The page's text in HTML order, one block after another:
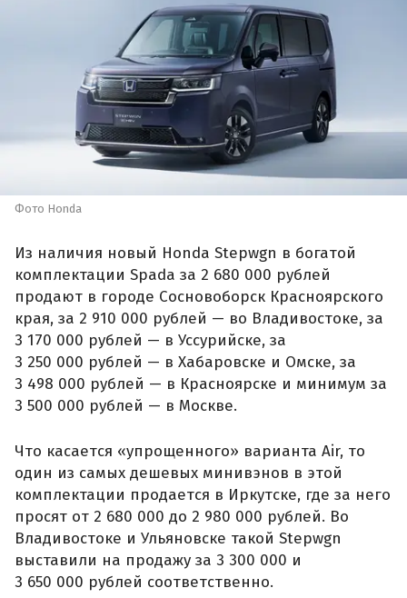
Фото Honda
Из наличия новый Honda Stepwgn в богатой
комплектации Spada за 2 680 000 рублей
продают в городе Сосновоборск Красноярского
края, за 2 910 000 рублей — во Владивостоке, за
3 170 000 рублей — в Уссурийске, за
3 250 000 рублей — в Хабаровске и Омске, за
3 498 000 рублей — в Красноярске и минимум за
3 500 000 рублей — в Москве.
Что касается «упрощенного» варианта Air, то
один из самых дешевых минивэнов в этой
комплектации продается в Иркутске, где за него
просят от 2 680 000 до 2 980 000 рублей. Во
Владивостоке и Ульяновске такой Stepwgn
выставили на продажу за 3 300 000 и
3 650 000 рублей соответственно.